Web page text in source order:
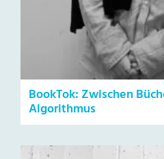
BookTok: Zwischen
Algorithmus